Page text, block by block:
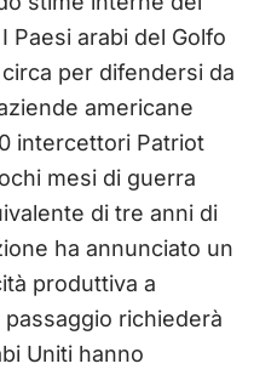
Paesi arabi del Golfo
per difendersi da
americane
intercettori Patriot
mesi di guerra
di tre anni di
ha annunciato un
produttiva a
richiederà
Uniti hanno